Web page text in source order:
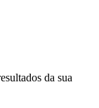
da sua